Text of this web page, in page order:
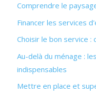
Comprendre le
Financer les services
Choisir le bon service
Au-delà du ménage :
indispensables
Mettre en place et